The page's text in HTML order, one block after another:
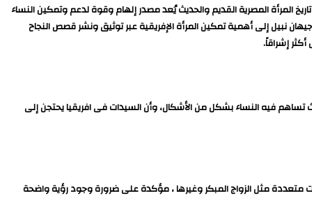
المرأة المصرية القديم والحديث يُعد مصدر إلهام وقوة لدعم وتمكين النساء
نبيل إلى أهمية تمكين المرأة الإفريقية عبر توثيق ونشر قصص النجاح
إشراقاً.
تساهم فيه النساء بشكل من الأشكال، وأن السيدات فى افريقيا يحتجن إلى
متعددة مثل الزواج المبكر وغيرها ، مؤكدة على ضرورة وجود رؤية واضحة